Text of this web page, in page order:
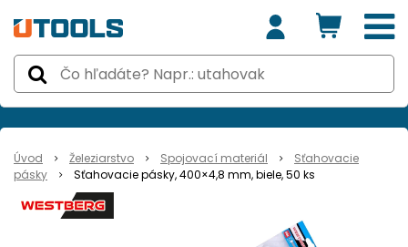
Úvod Železiarstvo Spojovací materiál
Sťahovacie
pásky
Sťahovacie pásky, 400×4,8 mm, biele, 50 ks